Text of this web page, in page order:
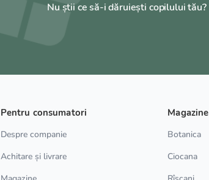
Nu știi ce să-i dăruiești copilului tău?
Pentru consumatori
Despre companie
Achitare și livrare
Magazine
Botanica
Ciocana